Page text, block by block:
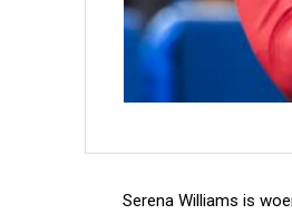
Serena Williams is